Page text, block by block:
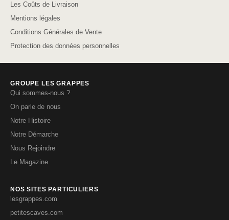
Les Coûts de Livraison
Mentions légales
Conditions Générales de Vente
Protection des données personnelles
GROUPE LES GRAPPES
Qui sommes-nous ?
On parle de nous
Notre Histoire
Notre Démarche
Nous Rejoindre
Le Magazine
NOS SITES PARTICULIERS
lesgrappes.com
petitescaves.com